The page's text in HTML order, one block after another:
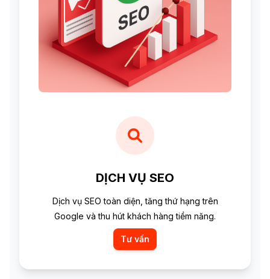
DỊCH VỤ SEO
Dịch vụ SEO toàn diện, tăng thứ hạng trên
Google và thu hút khách hàng tiềm năng.
Tư vấn